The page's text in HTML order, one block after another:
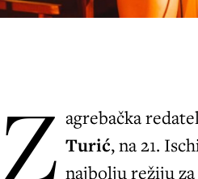
Z agrebačka
Turić, na 21.
najbolju režiju